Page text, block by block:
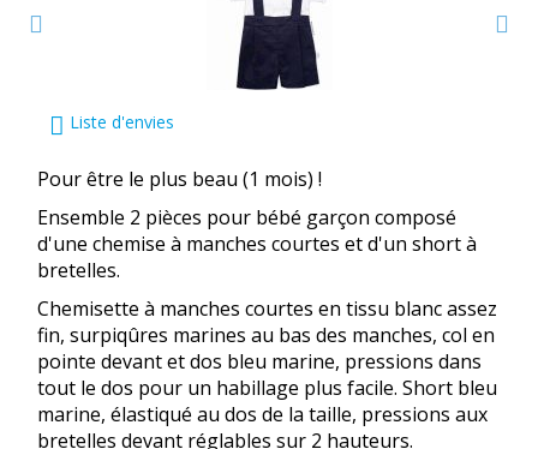
Liste d'envies
Pour être le plus beau (1 mois) !
Ensemble 2 pièces pour bébé garçon composé
d'une chemise à manches courtes et d'un short à
bretelles.
Chemisette à manches courtes en tissu blanc assez
fin, surpiqûres marines au bas des manches, col en
pointe devant et dos bleu marine, pressions dans
tout le dos pour un habillage plus facile. Short bleu
marine, élastiqué au dos de la taille, pressions aux
bretelles devant réglables sur 2 hauteurs.